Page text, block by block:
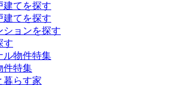
建てを探す
建てを探す
ションを探す
す
ル物件特集
件特集
暮らす家